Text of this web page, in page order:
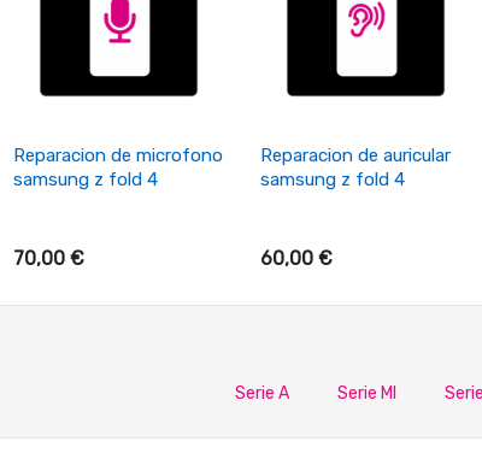
+ Añadir Al Carrito
Reparacion de microfono
samsung z fold 4
70,00 €
+ Añadir Al Carrito
Reparacion de auricular
samsung z fold 4
60,00 €
Serie A Serie MI